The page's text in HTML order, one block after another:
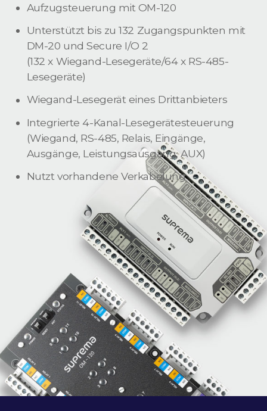
Aufzugsteuerung mit OM-120
Unterstützt bis zu 132 Zugangspunkten mit
DM-20 und Secure I/O 2
(132 x Wiegand-Lesegeräte/64 x RS-485-
Lesegeräte)
Wiegand-Lesegerät eines Drittanbieters
Integrierte 4-Kanal-Lesegerätesteuerung
(Wiegand, RS-485, Relais, Eingänge,
Ausgänge, Leistungsausgang, AUX)
Nutzt vorhandene Verkabelung